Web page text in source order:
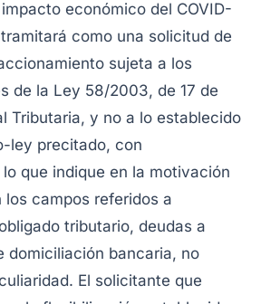
económico del COVID-
como una solicitud de
sujeta a los
de la Ley 58/2003, de 17 de
Tributaria, y no a lo establecido
ley precitado, con
que indique en la motivación
los campos referidos a
tributario, deudas a
domiciliación bancaria, no
El solicitante que